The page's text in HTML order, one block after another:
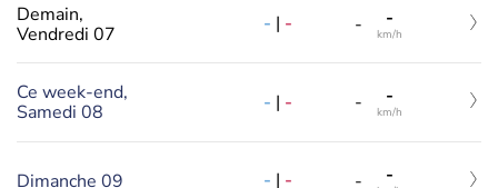
Demain,
Vendredi 07
- | - - -
km/h
Ce week-end,
Samedi 08
- | - - -
km/h
Dimanche 09 - | - - -